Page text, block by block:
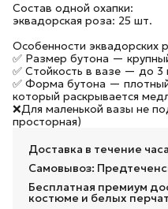
Состав одной охапки:
эквадорская роза: 25 шт.
Особенности эквадорских
✅ Размер бутона —
✅ Стойкость в вазе — до 3
✅ Форма бутона —
который раскрывается
❌Для маленькой вазы не
просторная)
Доставка в течение
Самовывоз:
Бесплатная премиум
костюме и белых